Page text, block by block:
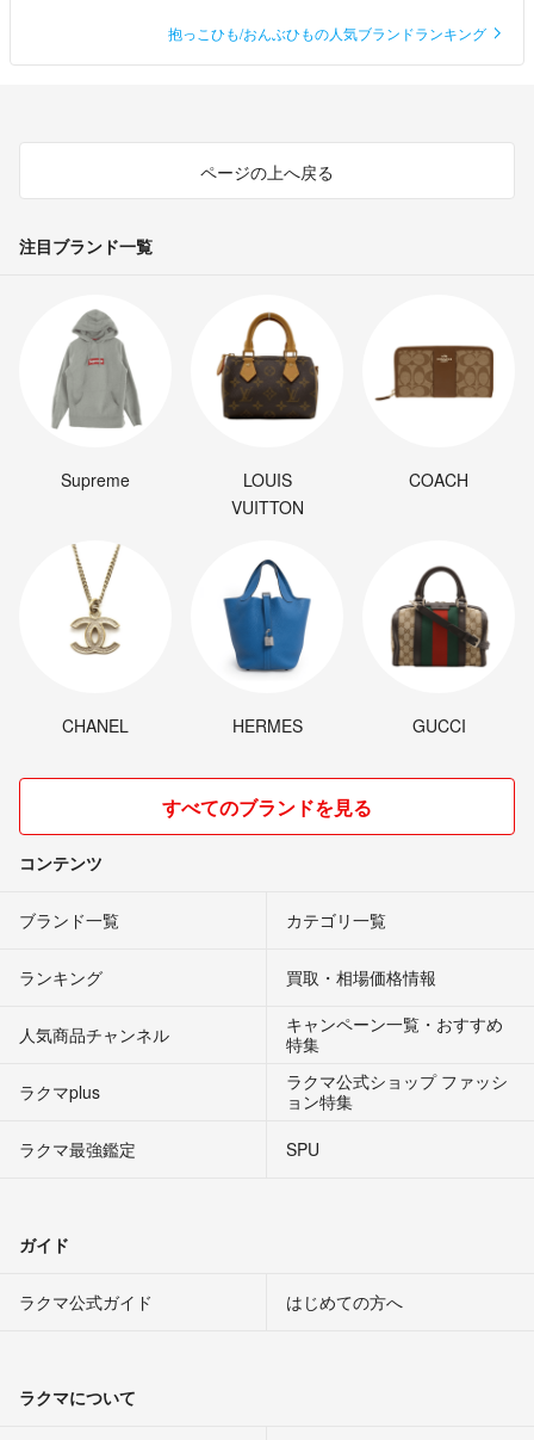
抱っこひも/おんぶひもの人気ブランドランキング
ページの上へ戻る
注目ブランド一覧
Supreme
LOUIS
VUITTON
COACH
CHANEL HERMES GUCCI
すべてのブランドを見る
コンテンツ
ブランド一覧 カテゴリ一覧
ランキング 買取・相場価格情報
人気商品チャンネル
キャンペーン一覧・おすすめ
特集
ラクマplus
ラクマ公式ショップ ファッシ
ョン特集
ラクマ最強鑑定
SPU
ガイド
ラクマ公式ガイド はじめての方へ
ラクマについて